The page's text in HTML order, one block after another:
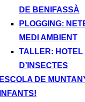
DE BENIFASSÀ
PLOGGING:
MEDI AMBIENT
TALLER: HOTEL
D’INSECTES
ESCOLA DE
INFANTS!